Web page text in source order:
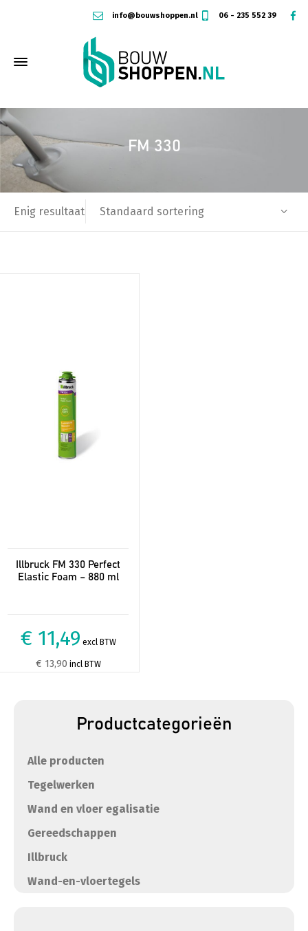
info@bouwshoppen.nl 06 - 235 552 39
FM 330
Enig resultaat Standaard sortering
Illbruck FM 330 Perfect
Elastic Foam – 880 ml
€ 11,49 excl BTW
€ 13,90 incl BTW
Productcategorieën
Alle producten
Tegelwerken
Wand en vloer egalisatie
Gereedschappen
Illbruck
Wand-en-vloertegels